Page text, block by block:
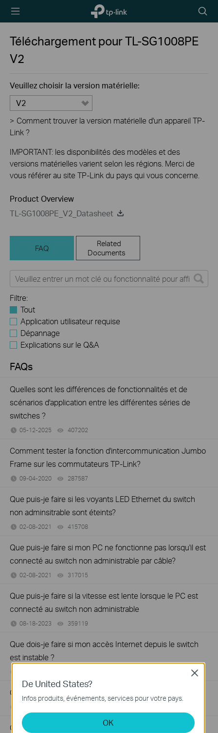
TP-Link,
Reliably
icon
Téléchargement pourTL-SG1008PE
V2
Veuillez choisir la version matérielle:
V2
> Comment trouver la version matérielle d'un appareil TP-
Link ?
IMPORTANT: les disponibilités des modèles et des
versions matérielles varient selon les régions. Merci de
vous référer au site TP-Link du pays qui vous concerne.
Product Overview
TL-SG1008PE_V2_Datasheet
FAQ
Related
Documents
Filtre:
Tout
Application utilisateur requise
Dépannage
Explications sur le Q&A
FAQs
Quelles sont les différences de fonctionnalités et de
scénarios d'application entre les différentes séries de
switches ?
05-12-2025 407202
Comment tester la fonction d'intercommunication Jumbo
Frame sur les commutateurs TP-Link?
09-04-2020 287587
Que puis-je faire si les voyants LED Ethernet du switch
non adminsitrable sont éteints?
02-08-2021 415708
Que puis-je faire si mon PC ne fonctionne pas lorsqu'il est
connecté au switch non administrable par câble?
02-08-2021 317015
Que puis-je faire si la vitesse est lente lorsque le PC est
connecté au switch non administrable
08-18-2023 359119
Que dois-je faire si mon accès Internet depuis le switch
est instable ?
Que dois-je faire si mon switch n’a pas accès à Internet ?
Comment configurer un réseau PoE en utilisant les
De United States?
Infos produits, événements, services pour votre pays.
OK
Close